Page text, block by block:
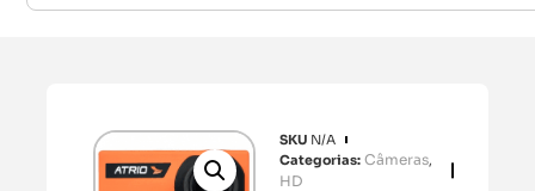
SKU N/A
Categorias: Câmeras,
HD